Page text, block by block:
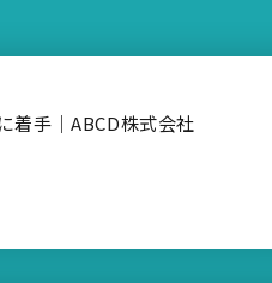
着手｜ABCD株式会社